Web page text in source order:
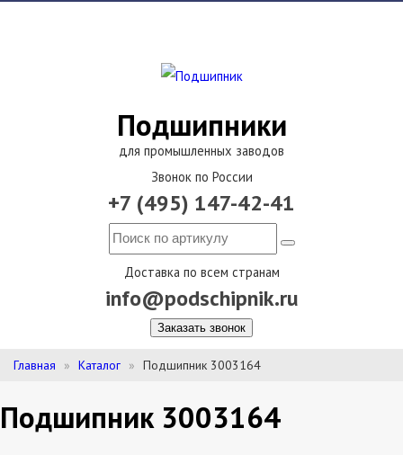
Подшипники
для промышленных заводов
Звонок по России
+7 (495) 147-42-41
Доставка по всем странам
info@podschipnik.ru
Заказать звонок
Главная Каталог Подшипник 3003164
Подшипник 3003164